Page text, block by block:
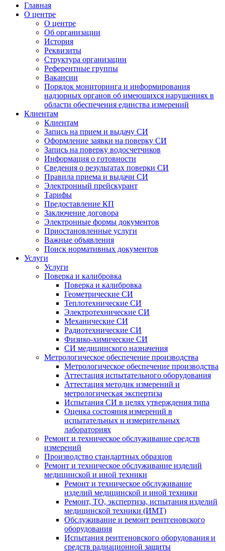
Главная
О центре
О центре
Об организации
История
Реквизиты
Структура организации
Референтные группы
Вакансии
Порядок мониторинга и информирования
надзорных органов об имеющихся нарушениях в
области обеспечения единства измерений
Клиентам
Клиентам
Запись на прием и выдачу СИ
Оформление заявки на поверку СИ
Запись на поверку водосчетчиков
Информация о готовности
Сведения о результатах поверки СИ
Правила приема и выдачи СИ
Электронный прейскурант
Тарифы
Предоставление КП
Заключение договора
Электронные формы документов
Приостановленные услуги
Важные объявления
Поиск нормативных документов
Услуги
Услуги
Поверка и калибровка
Поверка и калибровка
Геометрические СИ
Теплотехнические СИ
Электротехнические СИ
Механические СИ
Радиотехнические СИ
Физико-химические СИ
СИ медицинского назначения
Метрологическое обеспечение производства
Метрологическое обеспечение производства
Аттестация испытательного оборудования
Аттестация методик измерений и
метрологическая экспертиза
Испытания СИ в целях утверждения типа
Оценка состояния измерений в
испытательных и измерительных
лабораториях
Ремонт и техническое обслуживание средств
измерений
Производство стандартных образцов
Ремонт и техническое обслуживание изделий
медицинской и иной техники
Ремонт и техническое обслуживание
изделий медицинской и иной техники
Ремонт, ТО, экспертиза, испытания изделий
медицинской техники (ИМТ)
Обслуживание и ремонт рентгеновского
оборудования
Испытания рентгеновского оборудования и
средств радиационной защиты